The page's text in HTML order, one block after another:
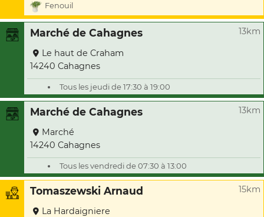
Fenouil
Marché de Cahagnes 13km
Le haut de Craham
14240 Cahagnes
Tous les jeudi de 17:30 à 19:00
Marché de Cahagnes 13km
Marché
14240 Cahagnes
Tous les vendredi de 07:30 à 13:00
Tomaszewski Arnaud 15km
La Hardaigniere